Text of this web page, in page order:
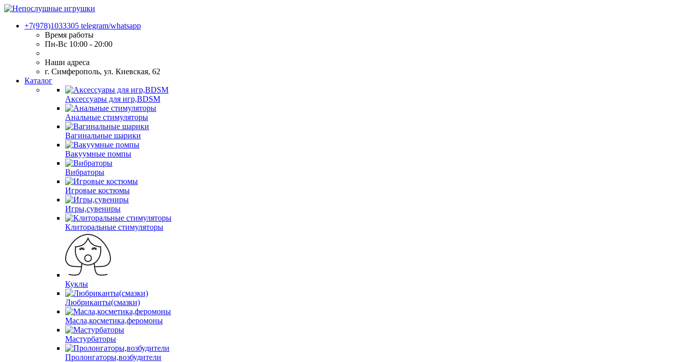
+7(978)1033305 telegram/whatsapp
Время работы
Пн-Вс 10:00 - 20:00
Наши адреса
г. Симферополь, ул. Киевская, 62
Каталог
Аксессуары для игр,BDSM
Анальные стимуляторы
Вагинальные шарики
Вакуумные помпы
Вибраторы
Игровые костюмы
Игры,сувениры
Клиторальные стимуляторы
Куклы
Любриканты(смазки)
Масла,косметика,феромоны
Мастурбаторы
Пролонгаторы,возбудители